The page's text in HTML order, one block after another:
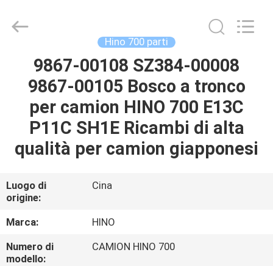
CASA
PRODOTTI
CIRCA
NOI
GIRO
DELLA
FABBRICA
Technology
Hino 700 parti
9867-00108 SZ384-00008
9867-00105 Bosco a tronco
per camion HINO 700 E13C
P11C SH1E Ricambi di alta
qualità per camion giapponesi
Luogo di
origine:
Cina
Marca:
HINO
Numero di
modello:
CAMION HINO 700